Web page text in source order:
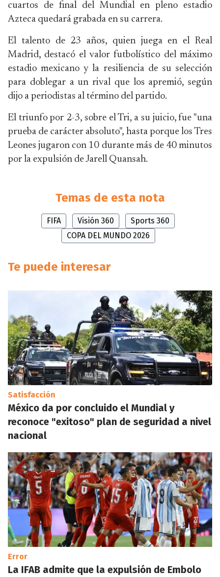
cuartos de final del Mundial en pleno estadio
Azteca quedará grabada en su carrera.
El talento de 23 años, quien juega en el Real
Madrid, destacó el valor futbolístico del máximo
estadio mexicano y la resiliencia de su selección
para doblegar a un rival que los apremió, según
dijo a periodistas al término del partido.
El triunfo por 2-3, sobre el Tri, a su juicio, fue "una
prueba de carácter absoluto", hasta porque los Tres
Leones jugaron con 10 durante más de 40 minutos
por la expulsión de Jarell Quansah.
Temas de esta nota
FIFA Visión 360
Sports 360
COPA DEL MUNDO 2026
Te puede interesar
Satisfacción
México da por concluido el Mundial y
reconoce "exitoso" plan de seguridad a nivel
nacional
Error
La IFAB admite que la expulsión de Embolo